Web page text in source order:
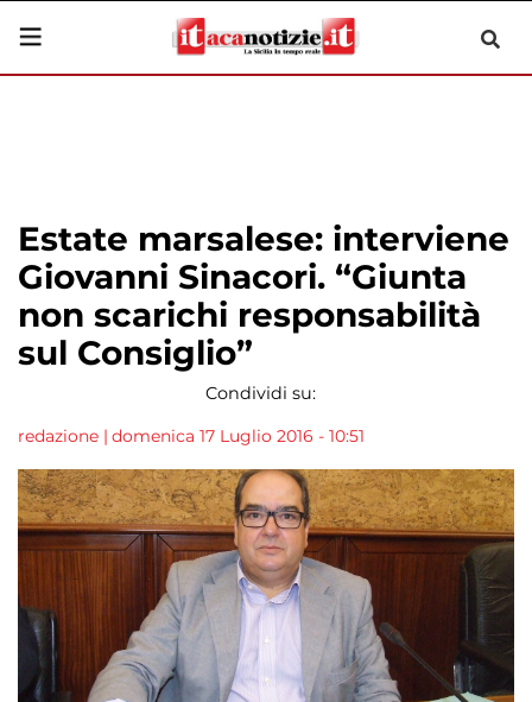
Estate marsalese: interviene
Giovanni Sinacori. “Giunta
non scarichi responsabilità
sul Consiglio”
Condividi su:
redazione | domenica 17 Luglio 2016 - 10:51